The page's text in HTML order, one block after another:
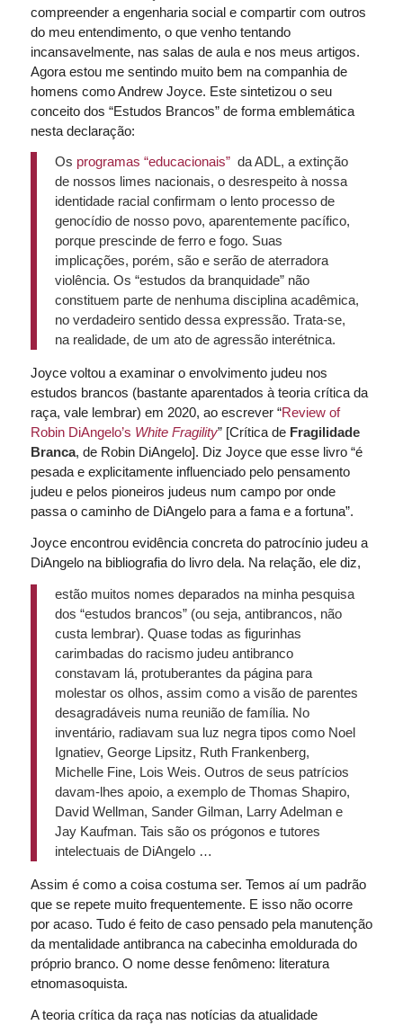
compreender a engenharia social e compartir com outros
do meu entendimento, o que venho tentando
incansavelmente, nas salas de aula e nos meus artigos.
Agora estou me sentindo muito bem na companhia de
homens como Andrew Joyce. Este sintetizou o seu
conceito dos “Estudos Brancos” de forma emblemática
nesta declaração:
Os programas “educacionais”da ADL, a extinção
de nossos limes nacionais, o desrespeito à nossa
identidade racial confirmam o lento processo de
genocídio de nosso povo, aparentemente pacífico,
porque prescinde de ferro e fogo. Suas
implicações, porém, são e serão de aterradora
violência. Os “estudos da branquidade” não
constituem parte de nenhuma disciplina acadêmica,
no verdadeiro sentido dessa expressão. Trata-se,
na realidade, de um ato de agressão interétnica.
Joyce voltou a examinar o envolvimento judeu nos
estudos brancos (bastante aparentados à teoria crítica da
raça, vale lembrar) em 2020, ao escrever “Review of
Robin DiAngelo’s White Fragility” [Crítica de Fragilidade
Branca, de Robin DiAngelo]. Diz Joyce que esse livro “é
pesada e explicitamente influenciado pelo pensamento
judeu e pelos pioneiros judeus num campo por onde
passa o caminho de DiAngelo para a fama e a fortuna”.
Joyce encontrou evidência concreta do patrocínio judeu a
DiAngelo na bibliografia do livro dela. Na relação, ele diz,
estão muitos nomes deparados na minha pesquisa
dos “estudos brancos” (ou seja, antibrancos, não
custa lembrar). Quase todas as figurinhas
carimbadas do racismo judeu antibranco
constavam lá, protuberantes da página para
molestar os olhos, assim como a visão de parentes
desagradáveis numa reunião de família. No
inventário, radiavam sua luz negra tipos como Noel
Ignatiev, George Lipsitz, Ruth Frankenberg,
Michelle Fine, Lois Weis. Outros de seus patrícios
davam-lhes apoio, a exemplo de Thomas Shapiro,
David Wellman, Sander Gilman, Larry Adelman e
Jay Kaufman. Tais são os prógonos e tutores
intelectuais de DiAngelo …
Assim é como a coisa costuma ser. Temos aí um padrão
que se repete muito frequentemente. E isso não ocorre
por acaso. Tudo é feito de caso pensado pela manutenção
da mentalidade antibranca na cabecinha emoldurada do
próprio branco. O nome desse fenômeno: literatura
etnomasoquista.
A teoria crítica da raça nas notícias da atualidade